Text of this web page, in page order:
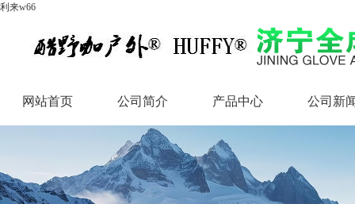
利来w66
网站首页 公司简介
公司简介
产品中心
产品中心
公司新